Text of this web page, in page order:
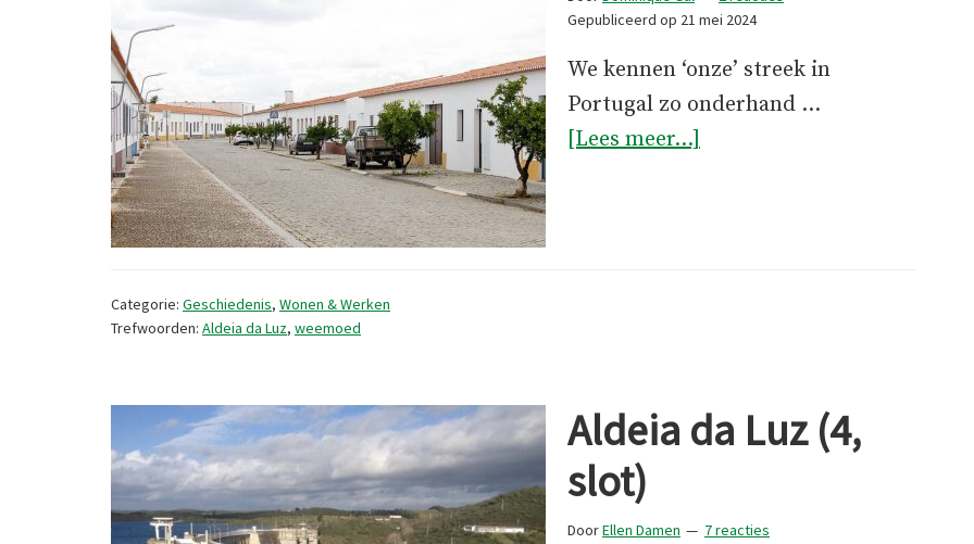
Gepubliceerd op 21 mei 2024
We kennen ‘onze’ streek in
Portugal zo onderhand …
[Lees meer...]
Categorie: Geschiedenis, Wonen & Werken
Trefwoorden: Aldeia da Luz, weemoed
Aldeia da Luz (4,
slot)
DoorEllen Damen
7 reacties